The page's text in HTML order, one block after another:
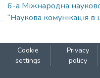
6-а Міжнародна
“Наукова комунікація
Cookie
settings
Privacy
policy